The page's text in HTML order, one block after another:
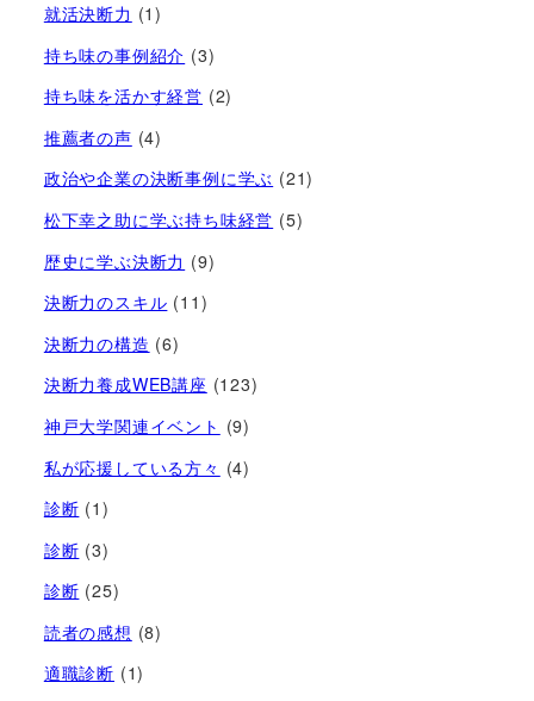
就活決断力 (1)
持ち味の事例紹介 (3)
持ち味を活かす経営​ (2)
推薦者の声 (4)
政治や企業の決断事例に学ぶ (21)
松下幸之助に学ぶ持ち味経営 (5)
歴史に学ぶ決断力 (9)
決断力のスキル (11)
決断力の構造 (6)
決断力養成WEB講座 (123)
神戸大学関連イベント (9)
私が応援している方々 (4)
診断 (1)
診断 (3)
診断 (25)
読者の感想 (8)
適職診断 (1)